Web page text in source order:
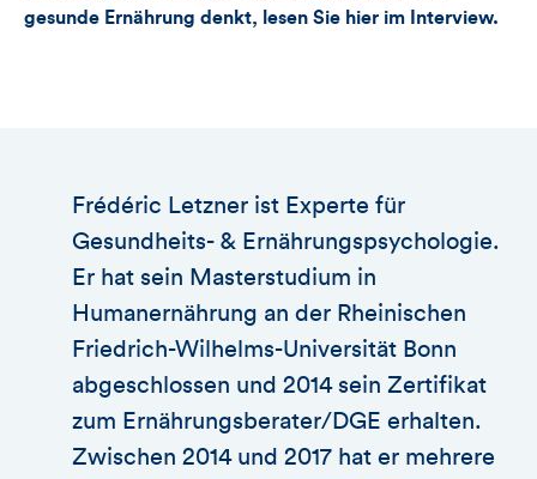
Artikels
gesunde Ernährung denkt, lesen Sie hier im Interview.
Frédéric Letzner ist Experte für
Gesundheits- & Ernährungspsychologie.
Er hat sein Masterstudium in
Humanernährung an der Rheinischen
Friedrich-Wilhelms-Universität Bonn
abgeschlossen und 2014 sein Zertifikat
zum Ernährungsberater/DGE erhalten.
Zwischen 2014 und 2017 hat er mehrere